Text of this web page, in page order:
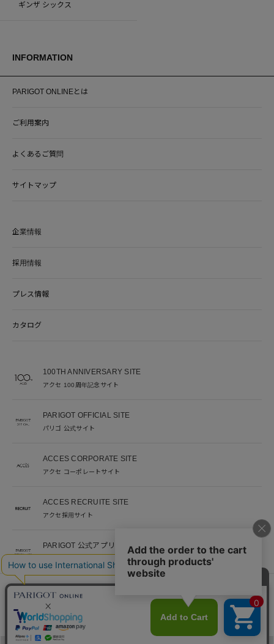
ギンザ シックス
INFORMATION
PARIGOT ONLINEとは
ご利用案内
よくあるご質問
サイトマップ
企業情報
採用情報
プレス情報
カタログ
100TH ANNIVERSARY SITE
アクセ 100周年記念サイト
PARIGOT OFFICIAL SITE
パリゴ 公式サイト
ACCES CORPORATE SITE
アクセ コーポレートサイト
ACCES RECRUITE SITE
アクセ採用サイト
PARIGOT 公式アプリ
新着情報を、プッシュ通知でいち早くお届け。
©︎ACCES co. ltd. all rights reserved
※当サイト掲載写真のオークションなどへの二次転用を固く禁じます。